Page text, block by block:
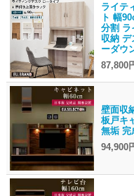
ライテ
ト 幅
分割 ラ
収納 デ
ーダウ
87,800
壁面収
板戸キ
無垢 完
94,900